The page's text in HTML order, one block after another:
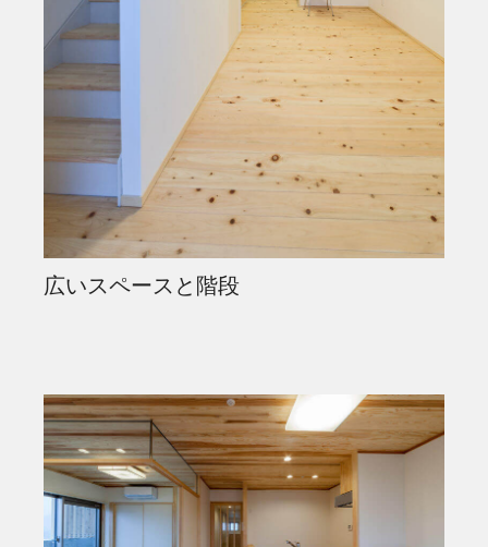
広いスペースと階段